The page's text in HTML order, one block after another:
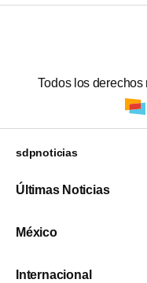
Todos los
sdpnoticias
Últimas Noticias
México
Internacional